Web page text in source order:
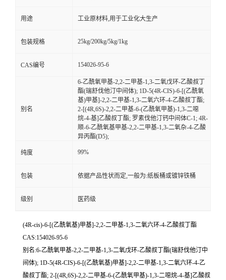
用途 工业原材料,用于工业化大生产
包装规格 25kg/200kg/5kg/1kg
CAS编号 154026-95-6
别名
6-乙酰氧甲基-2,2-二甲基-1,3-二氧戊环-乙酸叔丁
酯(瑞舒伐他汀中间体); 1D-5(4R-CIS)-6-[(乙酰氧
基)甲基]-2,2-二甲基-1,3-二氧六环-4-乙酸叔丁酯;
2-[(4R,6S)-2,2-二甲基-6-(乙酰氧甲基)-1,3-二噁
烷-4-基]乙酸叔丁酯; 罗素伐他汀钙中间体C-1; 4R-
顺-6-乙酰氧基甲基-2,2-二甲基-1,3-二氧杂-4-乙酸
异丙酯(D5);
纯度 99%
包装 依据产品性状而定,一般为:纸板桶或镀锌铁桶
级别 医药级
(4R-cis)-6-[(乙酰氧基)甲基]-2,2-二甲基-1,3-二氧六环-4-乙酸叔丁酯
CAS:154026-95-6
别名:6-乙酰氧甲基-2,2-二甲基-1,3-二氧戊环-乙酸叔丁酯(瑞舒伐他汀中
间体); 1D-5(4R-CIS)-6-[(乙酰氧基)甲基]-2,2-二甲基-1,3-二氧六环-4-乙
酸叔丁酯; 2-[(4R,6S)-2,2-二甲基-6-(乙酰氧甲基)-1,3-二噁烷-4-基]乙酸叔